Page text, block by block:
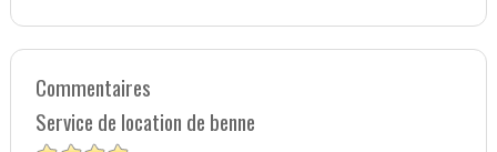
Commentaires
Service de location de benne